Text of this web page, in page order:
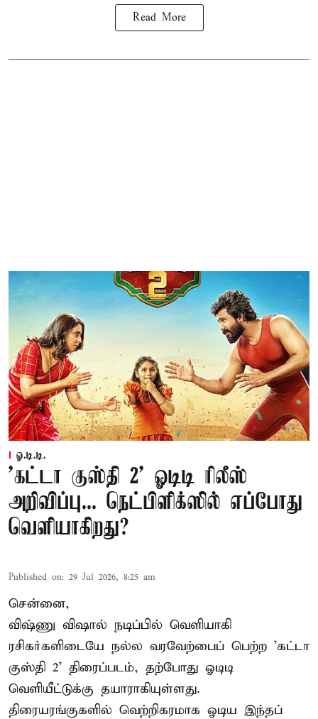
Read More
ஓ.டி.டி.
'கட்டா குஸ்தி 2' ஓடிடி ரிலீஸ்
அறிவிப்பு... நெட்பிளிக்ஸில் எப்போது
வெளியாகிறது?
Published on: 29 Jul 2026, 8:25 am
சென்னை,
விஷ்ணு விஷால் நடிப்பில் வெளியாகி
ரசிகர்களிடையே நல்ல வரவேற்பைப் பெற்ற 'கட்டா
குஸ்தி 2' திரைப்படம், தற்போது ஓடிடி
வெளியீட்டுக்கு தயாராகியுள்ளது.
திரையரங்குகளில் வெற்றிகரமாக ஓடிய இந்தப்